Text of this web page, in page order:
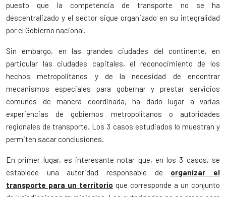
puesto que la competencia de transporte no se ha
descentralizado y el sector sigue organizado en su integralidad
por el Gobierno nacional.
Sin embargo, en las grandes ciudades del continente, en
particular las ciudades capitales, el reconocimiento de los
hechos metropolitanos y de la necesidad de encontrar
mecanismos especiales para gobernar y prestar servicios
comunes de manera coordinada, ha dado lugar a varias
experiencias de gobiernos metropolitanos o autoridades
regionales de transporte. Los 3 casos estudiados lo muestran y
permiten sacar conclusiones.
En primer lugar, es interesante notar que, en los 3 casos, se
establece una autoridad responsable de organizar el
transporte para un territorio que corresponde a un conjunto